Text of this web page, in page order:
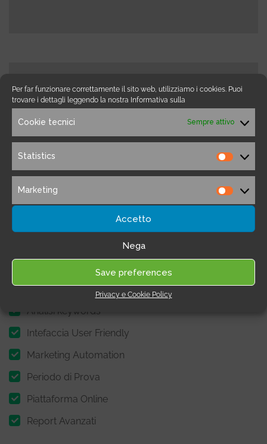
Per far funzionare correttamente il sito web, utilizziamo i cookies. Puoi
trovare i dettagli leggendo la nostra Informativa sulla
Cookie tecnici Sempre attivo
Statistics
Marketing
Accetto
Nega
Save preferences
Privacy e Cookie Policy
Caratteristiche
Abbonamento
Analisi keywords
Intefaccia User Friendly
Marketing Automation
Periodo di Prova
Piattaforma Online
Report Avanzati